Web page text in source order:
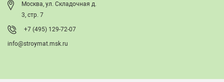
Москва, ул. Складочная д.
3, стр. 7
+7 (495) 129-72-07
info@stroymat.msk.ru